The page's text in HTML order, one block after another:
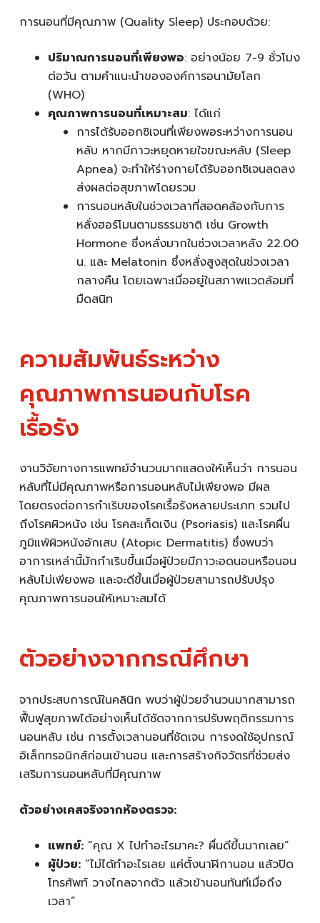
การนอนที่มีคุณภาพ (Quality Sleep) ประกอบด้วย:
ปริมาณการนอนที่เพียงพอ: อย่างน้อย 7-9 ชั่วโมง
ต่อวัน ตามคำแนะนำขององค์การอนามัยโลก
(WHO)
คุณภาพการนอนที่เหมาะสม: ได้แก่
การได้รับออกซิเจนที่เพียงพอระหว่างการนอน
หลับ หากมีภาวะหยุดหายใจขณะหลับ (Sleep
Apnea) จะทำให้ร่างกายได้รับออกซิเจนลดลง
ส่งผลต่อสุขภาพโดยรวม
การนอนหลับในช่วงเวลาที่สอดคล้องกับการ
หลั่งฮอร์โมนตามธรรมชาติ เช่น Growth
Hormone ซึ่งหลั่งมากในช่วงเวลาหลัง 22.00
น. และ Melatonin ซึ่งหลั่งสูงสุดในช่วงเวลา
กลางคืน โดยเฉพาะเมื่ออยู่ในสภาพแวดล้อมที่
มืดสนิท
ความสัมพันธ์ระหว่าง
คุณภาพการนอนกับโรค
เรื้อรัง
งานวิจัยทางการแพทย์จำนวนมากแสดงให้เห็นว่า การนอน
หลับที่ไม่มีคุณภาพหรือการนอนหลับไม่เพียงพอ มีผล
โดยตรงต่อการกำเริบของโรคเรื้อรังหลายประเภท รวมไป
ถึงโรคผิวหนัง เช่น โรคสะเก็ดเงิน (Psoriasis) และโรคผื่น
ภูมิแพ้ผิวหนังอักเสบ (Atopic Dermatitis) ซึ่งพบว่า
อาการเหล่านี้มักกำเริบขึ้นเมื่อผู้ป่วยมีภาวะอดนอนหรือนอน
หลับไม่เพียงพอ และจะดีขึ้นเมื่อผู้ป่วยสามารถปรับปรุง
คุณภาพการนอนให้เหมาะสมได้
ตัวอย่างจากกรณีศึกษา
จากประสบการณ์ในคลินิก พบว่าผู้ป่วยจำนวนมากสามารถ
ฟื้นฟูสุขภาพได้อย่างเห็นได้ชัดจากการปรับพฤติกรรมการ
นอนหลับ เช่น การตั้งเวลานอนที่ชัดเจน การงดใช้อุปกรณ์
อิเล็กทรอนิกส์ก่อนเข้านอน และการสร้างกิจวัตรที่ช่วยส่ง
เสริมการนอนหลับที่มีคุณภาพ
ตัวอย่างเคสจริงจากห้องตรวจ:
แพทย์:“คุณ X ไปทำอะไรมาคะ? ผื่นดีขึ้นมากเลย”
ผู้ป่วย:“ไม่ได้ทำอะไรเลย แค่ตั้งนาฬิกานอน แล้วปิด
โทรศัพท์ วางไกลจากตัว แล้วเข้านอนทันทีเมื่อถึง
เวลา”